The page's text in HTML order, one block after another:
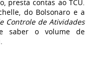
presta contas ao TCU.
do Bolsonaro e a
Controle de Atividades
saber o volume de